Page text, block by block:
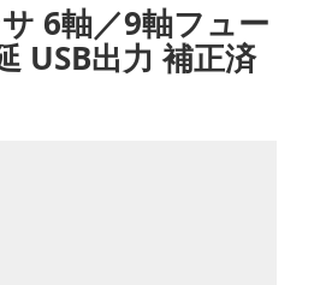
6軸／9軸フュー
USB出力 補正済